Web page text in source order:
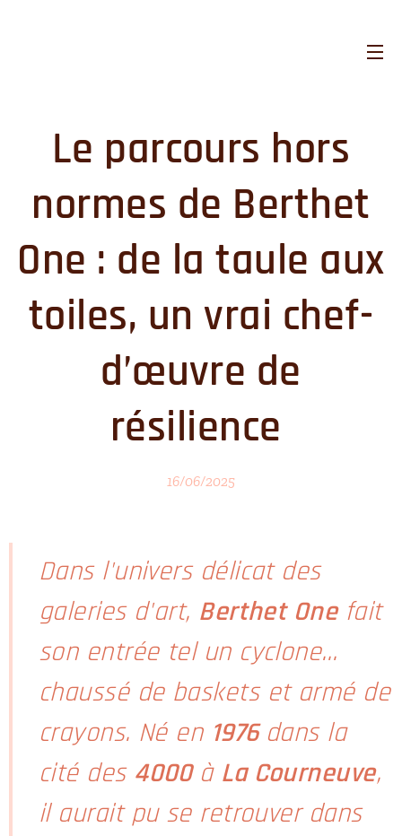
Le parcours hors
normes de Berthet
One : de la taule aux
toiles, un vrai chef-
d’œuvre de
résilience
16/06/2025
Dans l'univers délicat des
galeries d'art, Berthet One fait
son entrée tel un cyclone…
chaussé de baskets et armé de
crayons. Né en 1976 dans la
cité des 4000 à La Courneuve,
il aurait pu se retrouver dans